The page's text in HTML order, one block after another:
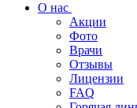
О нас
Акции
Фото
Врачи
Отзывы
Лицензии
FAQ